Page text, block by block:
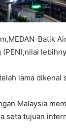
Batik
(PEN),nilai
lama
Malaysia
seta tujuan